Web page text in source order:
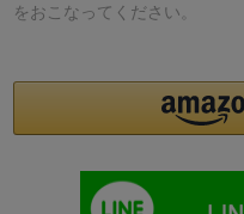
をおこなってください。